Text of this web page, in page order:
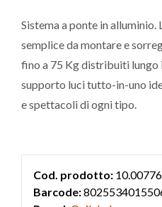
Sistema a ponte in
semplice da montare e
fino a 75 Kg distribuiti
supporto luci tutto-in-uno
e spettacoli di ogni tipo.
Cod. prodotto: 10.00776
Barcode: